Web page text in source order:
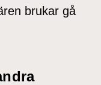
brukar gå